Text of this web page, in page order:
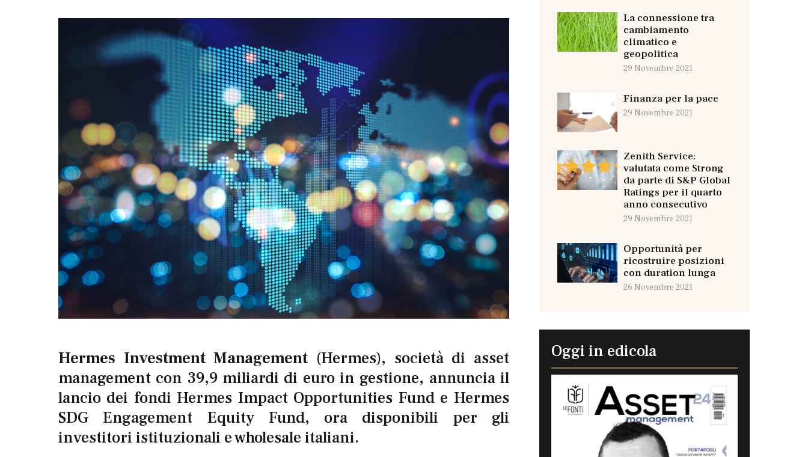
Hermes Investment Management (Hermes), società di asset
management con 39,9 miliardi di euro in gestione, annuncia il
lancio dei fondi Hermes Impact Opportunities Fund e Hermes
SDG Engagement Equity Fund, ora disponibili per gli
investitori istituzionali e wholesale italiani.
La connessione tra
cambiamento
climatico e
geopolitica
29 Novembre 2021
Finanza per la pace
29 Novembre 2021
Zenith Service:
valutata come Strong
da parte di S&P Global
Ratings per il quarto
anno consecutivo
29 Novembre 2021
Opportunità per
ricostruire posizioni
con duration lunga
26 Novembre 2021
Oggi in edicola